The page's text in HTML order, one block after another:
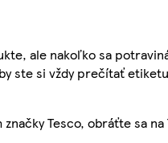
ale nakoľko sa
ste si vždy prečítať
Tesco, obráťte sa